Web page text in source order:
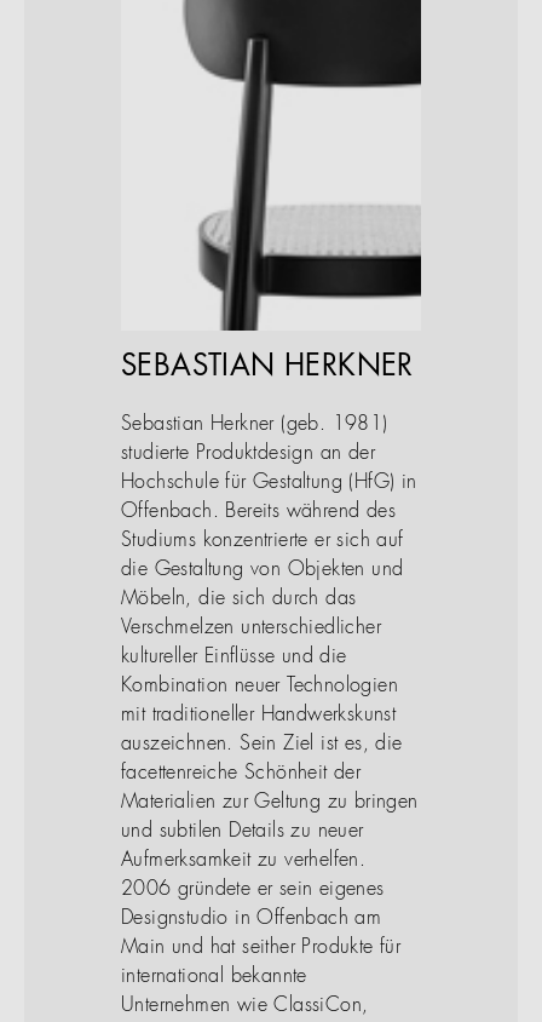
SEBASTIAN HERKNER
Sebastian Herkner (geb. 1981)
studierte Produktdesign an der
Hochschule für Gestaltung (HfG) in
Offenbach. Bereits während des
Studiums konzentrierte er sich auf
die Gestaltung von Objekten und
Möbeln, die sich durch das
Verschmelzen unterschiedlicher
kultureller Einflüsse und die
Kombination neuer Technologien
mit traditioneller Handwerkskunst
auszeichnen. Sein Ziel ist es, die
facettenreiche Schönheit der
Materialien zur Geltung zu bringen
und subtilen Details zu neuer
Aufmerksamkeit zu verhelfen.
2006 gründete er sein eigenes
Designstudio in Offenbach am
Main und hat seither Produkte für
international bekannte
Unternehmen wie ClassiCon,